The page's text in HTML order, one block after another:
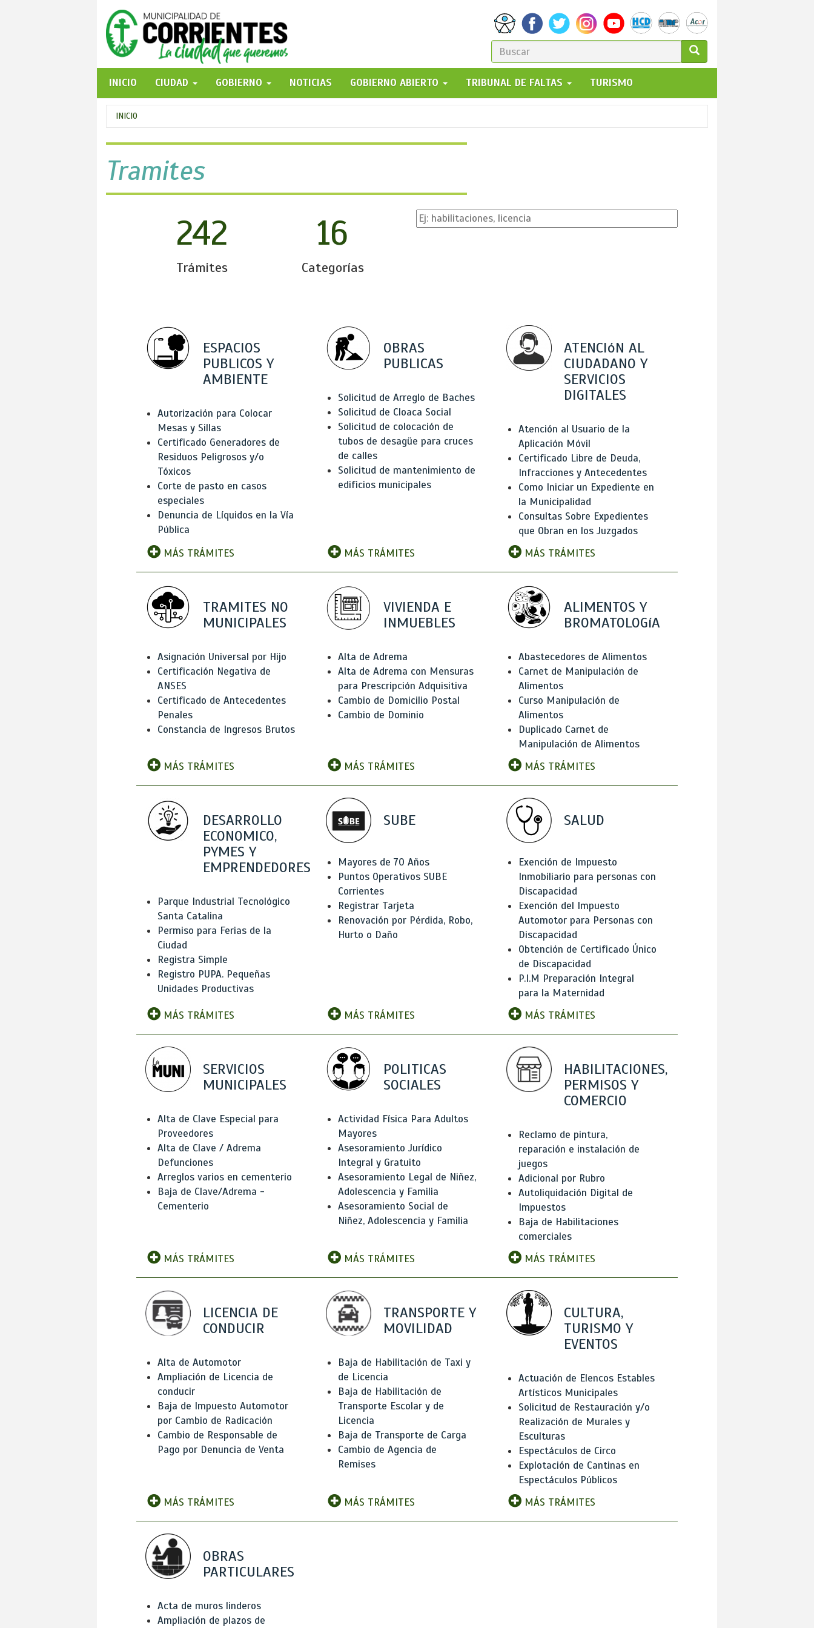
FORMULARIO
DE
BÚSQUEDA
GO!
INICIO
CIUDAD GOBIERNO NOTICIAS GOBIERNO ABIERTO TRIBUNAL DE FALTAS TURISMO
Se
encuentra
usted
aquí
INICIO
Tramites
242
Trámites
16
Categorías
ESPACIOS
PUBLICOS Y
AMBIENTE
Autorización para Colocar
Mesas y Sillas
Certificado Generadores de
Residuos Peligrosos y/o
Tóxicos
Corte de pasto en casos
especiales
Denuncia de Líquidos en la Vía
Pública
MÁS TRÁMITES
OBRAS
PUBLICAS
Solicitud de Arreglo de Baches
Solicitud de Cloaca Social
Solicitud de colocación de
tubos de desagüe para cruces
de calles
Solicitud de mantenimiento de
edificios municipales
MÁS TRÁMITES
ATENCIóN AL
CIUDADANO Y
SERVICIOS
DIGITALES
Atención al Usuario de la
Aplicación Móvil
Certificado Libre de Deuda,
Infracciones y Antecedentes
Como Iniciar un Expediente en
la Municipalidad
Consultas Sobre Expedientes
que Obran en los Juzgados
MÁS TRÁMITES
TRAMITES NO
MUNICIPALES
Asignación Universal por Hijo
Certificación Negativa de
ANSES
Certificado de Antecedentes
Penales
Constancia de Ingresos Brutos
MÁS TRÁMITES
VIVIENDA E
INMUEBLES
Alta de Adrema
Alta de Adrema con Mensuras
para Prescripción Adquisitiva
Cambio de Domicilio Postal
Cambio de Dominio
MÁS TRÁMITES
ALIMENTOS Y
BROMATOLOGíA
Abastecedores de Alimentos
Carnet de Manipulación de
Alimentos
Curso Manipulación de
Alimentos
Duplicado Carnet de
Manipulación de Alimentos
MÁS TRÁMITES
DESARROLLO
ECONOMICO,
PYMES Y
EMPRENDEDORES
Parque Industrial Tecnológico
Santa Catalina
Permiso para Ferias de la
Ciudad
Registra Simple
Registro PUPA. Pequeñas
Unidades Productivas
MÁS TRÁMITES
SUBE
Mayores de 70 Años
Puntos Operativos SUBE
Corrientes
Registrar Tarjeta
Renovación por Pérdida, Robo,
Hurto o Daño
MÁS TRÁMITES
SALUD
Exención de Impuesto
Inmobiliario para personas con
Discapacidad
Exención del Impuesto
Automotor para Personas con
Discapacidad
Obtención de Certificado Único
de Discapacidad
P.I.M Preparación Integral
para la Maternidad
MÁS TRÁMITES
SERVICIOS
MUNICIPALES
Alta de Clave Especial para
Proveedores
Alta de Clave / Adrema
Defunciones
Arreglos varios en cementerio
Baja de Clave/Adrema -
Cementerio
MÁS TRÁMITES
POLITICAS
SOCIALES
Actividad Física Para Adultos
Mayores
Asesoramiento Jurídico
Integral y Gratuito
Asesoramiento Legal de Niñez,
Adolescencia y Familia
Asesoramiento Social de
Niñez, Adolescencia y Familia
MÁS TRÁMITES
HABILITACIONES,
PERMISOS Y
COMERCIO
Reclamo de pintura,
reparación e instalación de
juegos
Adicional por Rubro
Autoliquidación Digital de
Impuestos
Baja de Habilitaciones
comerciales
MÁS TRÁMITES
LICENCIA DE
CONDUCIR
Alta de Automotor
Ampliación de Licencia de
conducir
Baja de Impuesto Automotor
por Cambio de Radicación
Cambio de Responsable de
Pago por Denuncia de Venta
MÁS TRÁMITES
TRANSPORTE Y
MOVILIDAD
Baja de Habilitación de Taxi y
de Licencia
Baja de Habilitación de
Transporte Escolar y de
Licencia
Baja de Transporte de Carga
Cambio de Agencia de
Remises
MÁS TRÁMITES
CULTURA,
TURISMO Y
EVENTOS
Actuación de Elencos Estables
Artísticos Municipales
Solicitud de Restauración y/o
Realización de Murales y
Esculturas
Espectáculos de Circo
Explotación de Cantinas en
Espectáculos Públicos
MÁS TRÁMITES
OBRAS
PARTICULARES
Acta de muros linderos
Ampliación de plazos de